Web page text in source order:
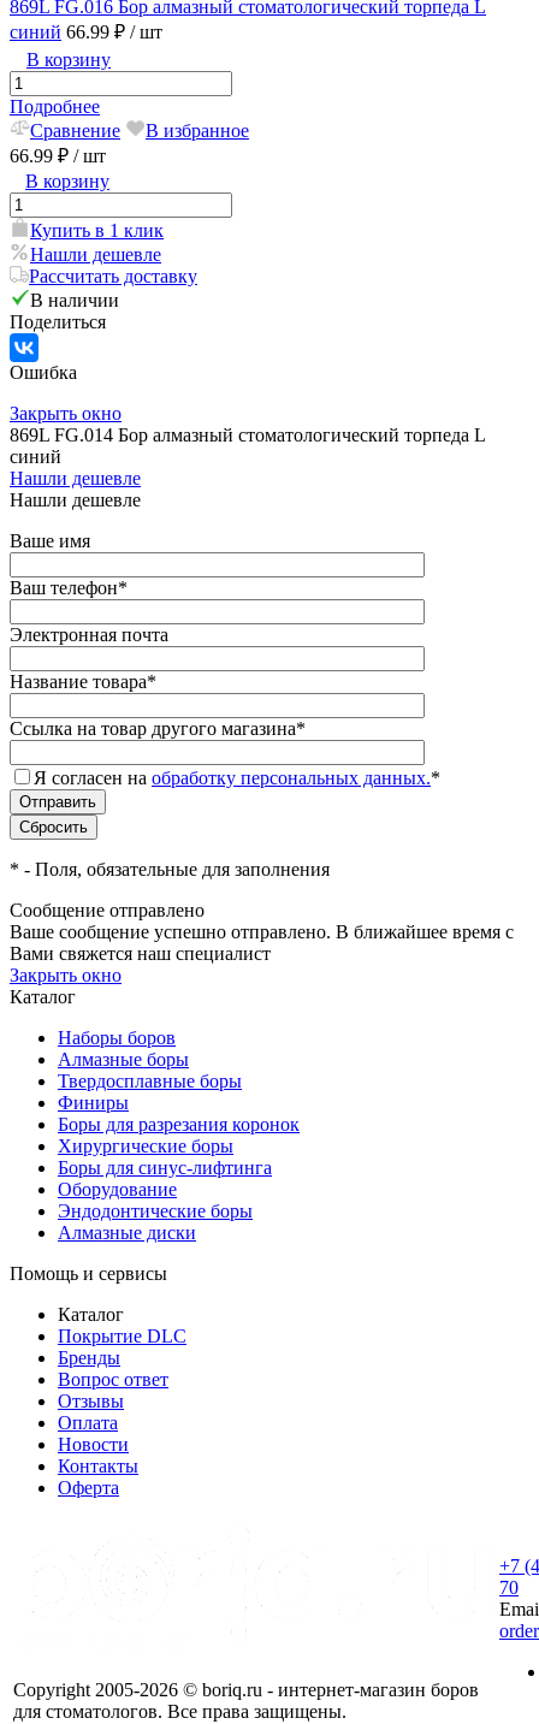
869L FG.016 Бор алмазный стоматологический торпеда L
синий 66.99 ₽ / шт
В корзину
Подробнее
Сравнение
В избранное
66.99 ₽ / шт
В корзину
Купить в 1 клик
Нашли дешевле
Рассчитать доставку
В наличии
Поделиться
Ошибка
Закрыть окно
869L FG.014 Бор алмазный стоматологический торпеда L
синий
Нашли дешевле
Нашли дешевле
Ваше имя
Ваш телефон*
Электронная почта
Название товара*
Ссылка на товар другого магазина*
Я согласен на обработку персональных данных.*
* - Поля, обязательные для заполнения
Сообщение отправлено
Ваше сообщение успешно отправлено. В ближайшее время с
Вами свяжется наш специалист
Закрыть окно
Каталог
Наборы боров
Алмазные боры
Твердосплавные боры
Финиры
Боры для разрезания коронок
Хирургические боры
Боры для синус-лифтинга
Оборудование
Эндодонтические боры
Алмазные диски
Помощь и сервисы
Каталог
Покрытие DLC
Бренды
Вопрос ответ
Отзывы
Оплата
Новости
Контакты
Оферта
Copyright 2005-2026 © boriq.ru - интернет-магазин боров
для стоматологов. Все права защищены.
+7
70